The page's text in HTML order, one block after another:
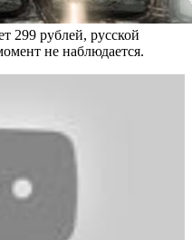
299 рублей, русской
не наблюдается.